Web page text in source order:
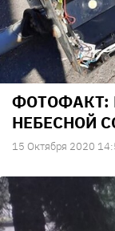
ФОТОФАКТ:
НЕБЕСНОЙ
15 Октября 2020